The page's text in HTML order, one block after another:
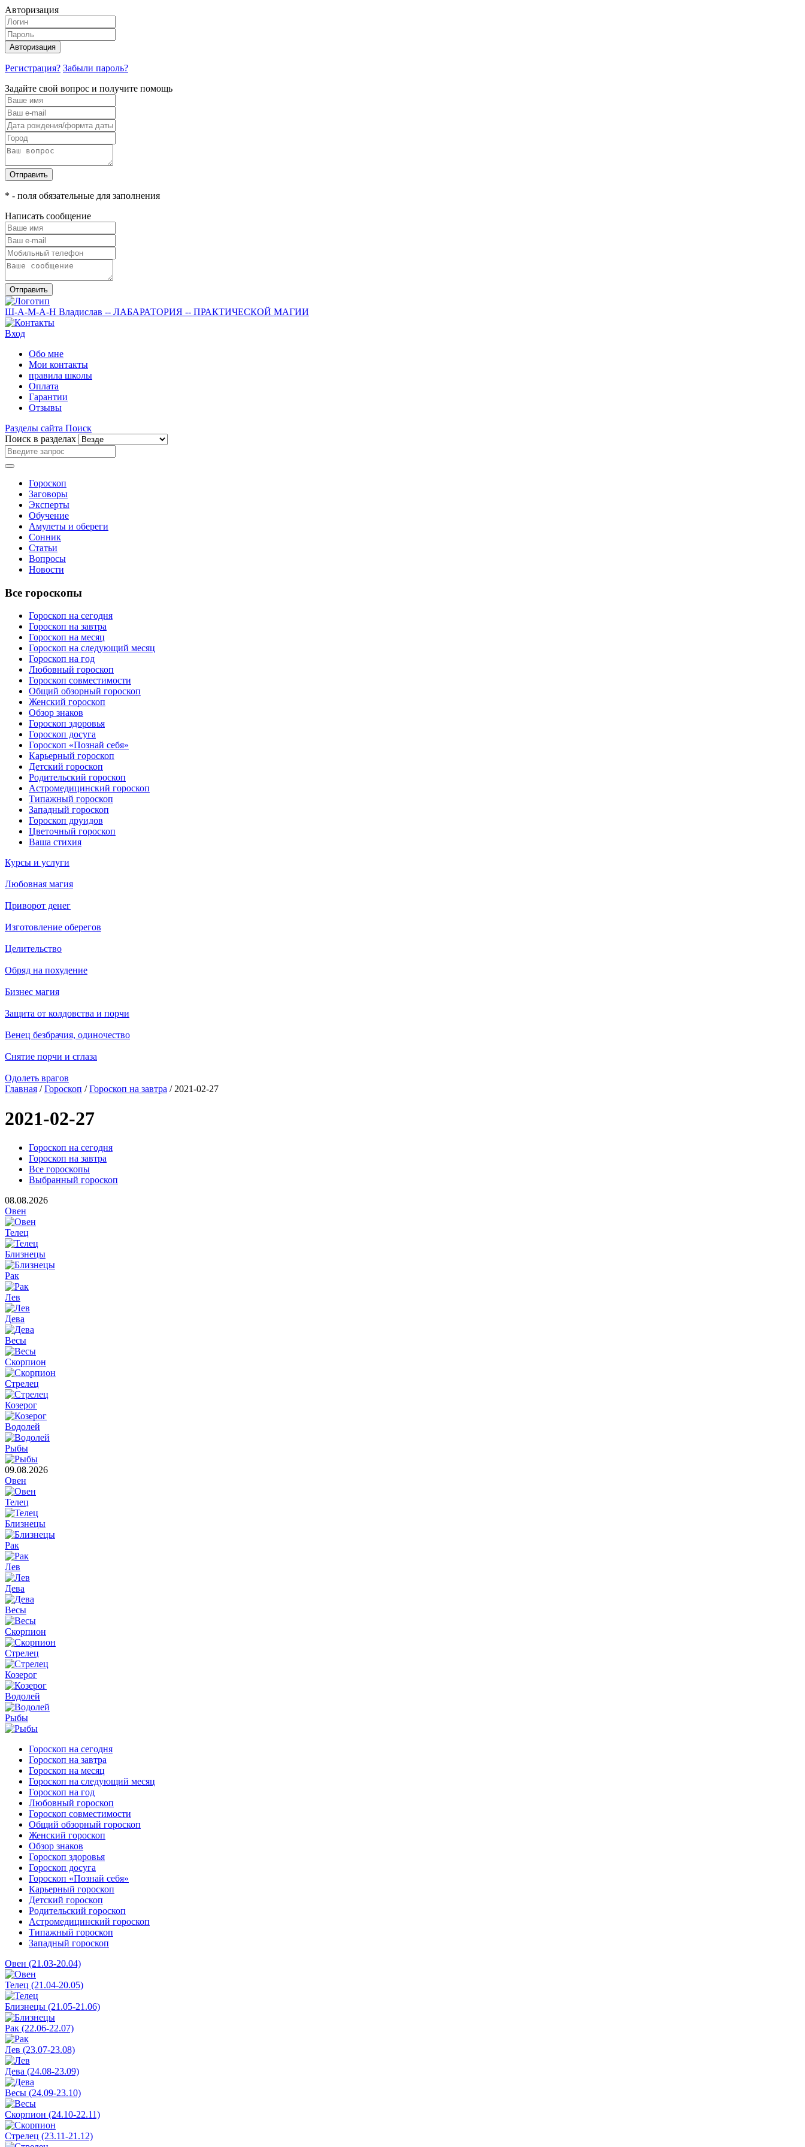
Авторизация
Авторизация
Регистрация? Забыли пароль?
Задайте свой вопрос и получите помощь
Отправить
* - поля обязательные для заполнения
Написать сообщение
Отправить
Ш-А-М-А-Н Владислав -- ЛАБАРАТОРИЯ -- ПРАКТИЧЕСКОЙ МАГИИ
Вход
Обо мне
Мои контакты
правила школы
Оплата
Гарантии
Отзывы
Разделы сайта Поиск
Поиск в разделах
Гороскоп
Заговоры
Эксперты
Обучение
Амулеты и обереги
Сонник
Статьи
Вопросы
Новости
Все гороскопы
Гороскоп на сегодня
Гороскоп на завтра
Гороскоп на месяц
Гороскоп на следующий месяц
Гороскоп на год
Любовный гороскоп
Гороскоп совместимости
Общий обзорный гороскоп
Женский гороскоп
Обзор знаков
Гороскоп здоровья
Гороскоп досуга
Гороскоп «Познай себя»
Карьерный гороскоп
Детский гороскоп
Родительский гороскоп
Астромедицинский гороскоп
Типажный гороскоп
Западный гороскоп
Гороскоп друидов
Цветочный гороскоп
Ваша стихия
Курсы и услуги
Любовная магия
Приворот денег
Изготовление оберегов
Целительство
Обряд на похудение
Бизнес магия
Защита от колдовства и порчи
Венец безбрачия, одиночество
Снятие порчи и сглаза
Одолеть врагов
Главная /Гороскоп /Гороскоп на завтра / 2021-02-27
2021-02-27
Гороскоп на сегодня
Гороскоп на завтра
Все гороскопы
Выбранный гороскоп
08.08.2026
Овен
Телец
Близнецы
Рак
Лев
Дева
Весы
Скорпион
Стрелец
Козерог
Водолей
Рыбы
09.08.2026
Овен
Телец
Близнецы
Рак
Лев
Дева
Весы
Скорпион
Стрелец
Козерог
Водолей
Рыбы
Гороскоп на сегодня
Гороскоп на завтра
Гороскоп на месяц
Гороскоп на следующий месяц
Гороскоп на год
Любовный гороскоп
Гороскоп совместимости
Общий обзорный гороскоп
Женский гороскоп
Обзор знаков
Гороскоп здоровья
Гороскоп досуга
Гороскоп «Познай себя»
Карьерный гороскоп
Детский гороскоп
Родительский гороскоп
Астромедицинский гороскоп
Типажный гороскоп
Западный гороскоп
Овен (21.03-20.04)
Телец (21.04-20.05)
Близнецы (21.05-21.06)
Рак (22.06-22.07)
Лев (23.07-23.08)
Дева (24.08-23.09)
Весы (24.09-23.10)
Скорпион (24.10-22.11)
Стрелец (23.11-21.12)